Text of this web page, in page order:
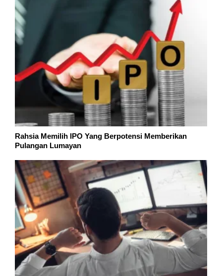
Rahsia Memilih IPO Yang Berpotensi Memberikan
Pulangan Lumayan